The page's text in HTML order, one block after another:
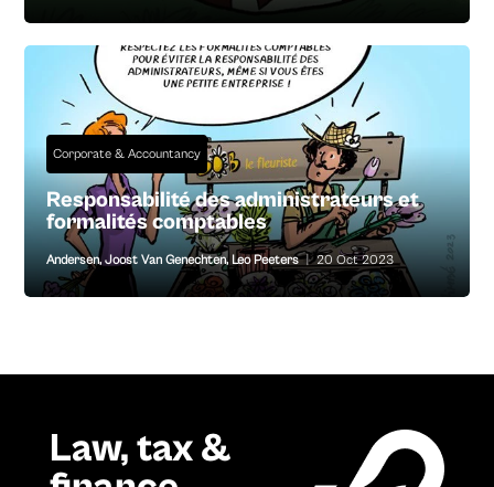
Corporate & Accountancy
Responsabilité des administrateurs et
formalités comptables
Andersen,Joost Van Genechten, Leo Peeters | 20 Oct 2023
Law, tax &